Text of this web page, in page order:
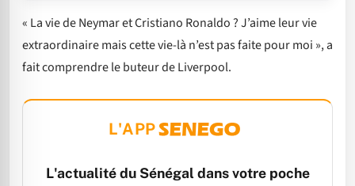
« La vie de Neymar et Cristiano Ronaldo ? J’aime leur vie
extraordinaire mais cette vie-là n’est pas faite pour moi », a
fait comprendre le buteur de Liverpool.
L'APP
L'actualité du Sénégal dans votre poche